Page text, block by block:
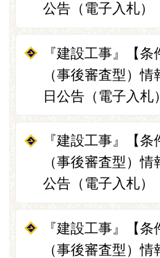
公告（電子入札）
『建設工事』【
（事後審査型）
日公告（電子入札）
『建設工事』【
（事後審査型）
公告（電子入札）
『建設工事』【
（事後審査型）